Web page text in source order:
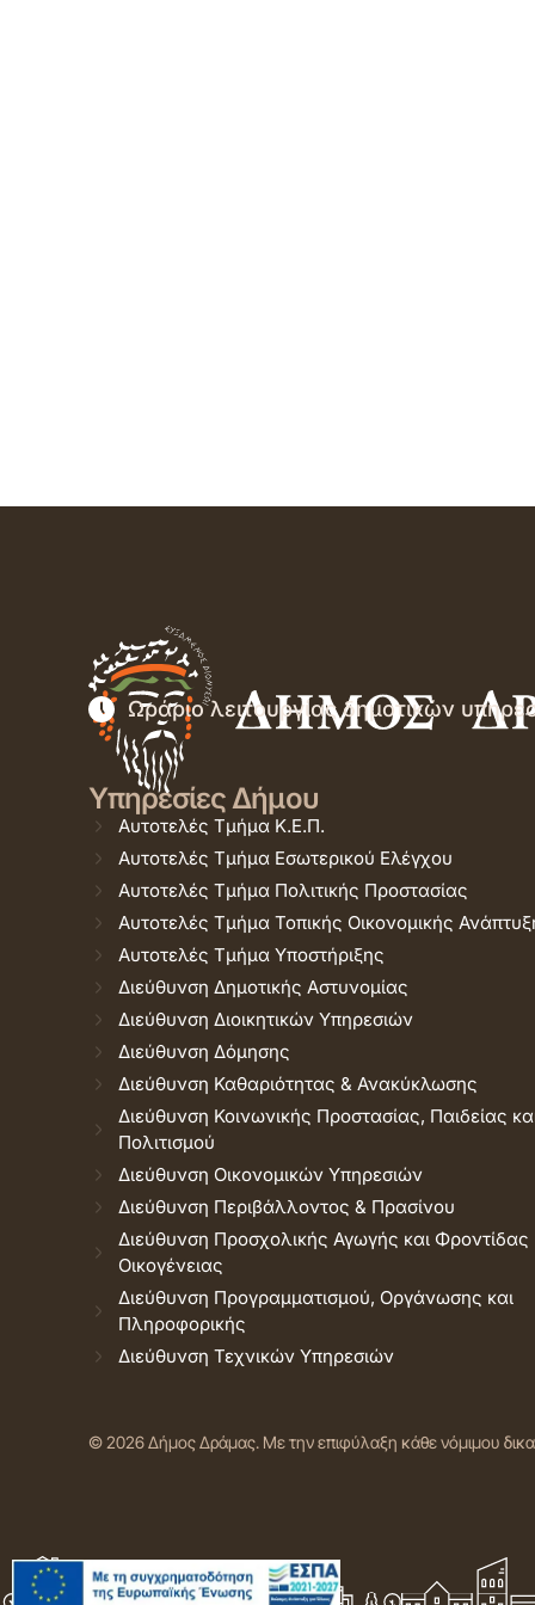
Ωράριο λειτουργίας δημοτικών
Υπηρεσίες Δήμου
Αυτοτελές Τμήμα Κ.Ε.Π.
Αυτοτελές Τμήμα Εσωτερικού Ελέγχου
Αυτοτελές Τμήμα Πολιτικής Προστασίας
Αυτοτελές Τμήμα Τοπικής Οικονομικής
Αυτοτελές Τμήμα Υποστήριξης
Διεύθυνση Δημοτικής Αστυνομίας
Διεύθυνση Διοικητικών Υπηρεσιών
Διεύθυνση Δόμησης
Διεύθυνση Καθαριότητας & Ανακύκλωσης
Διεύθυνση Κοινωνικής Προστασίας, Παιδείας
Πολιτισμού
Διεύθυνση Οικονομικών Υπηρεσιών
Διεύθυνση Περιβάλλοντος & Πρασίνου
Διεύθυνση Προσχολικής Αγωγής και Φροντίδας
Οικογένειας
Διεύθυνση Προγραμματισμού, Οργάνωσης και
Πληροφορικής
Διεύθυνση Τεχνικών Υπηρεσιών
© 2026 Δήμος Δράμας. Με την επιφύλαξη κάθε νόμιμου